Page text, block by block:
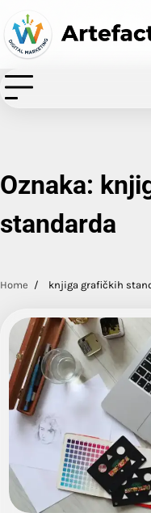
content
Oznaka:
standarda
Home knjiga grafičkih